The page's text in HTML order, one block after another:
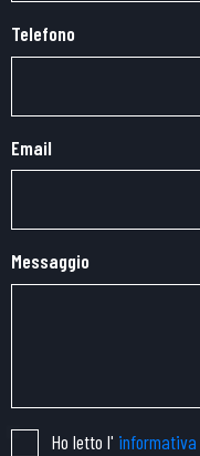
Telefono
Email
Messaggio
Ho letto l' informativa